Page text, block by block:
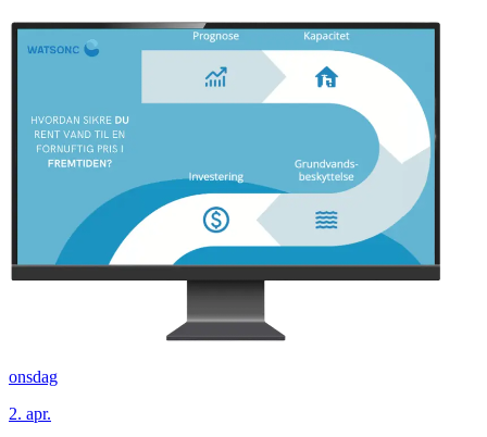
onsdag
2. apr.